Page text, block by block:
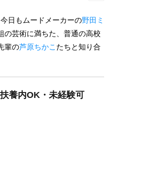
日もムードメーカーの野田ミ
の芸術に満ちた、普通の高校
輩の芦原ちかこ たちと知り合
養内OK・未経験可